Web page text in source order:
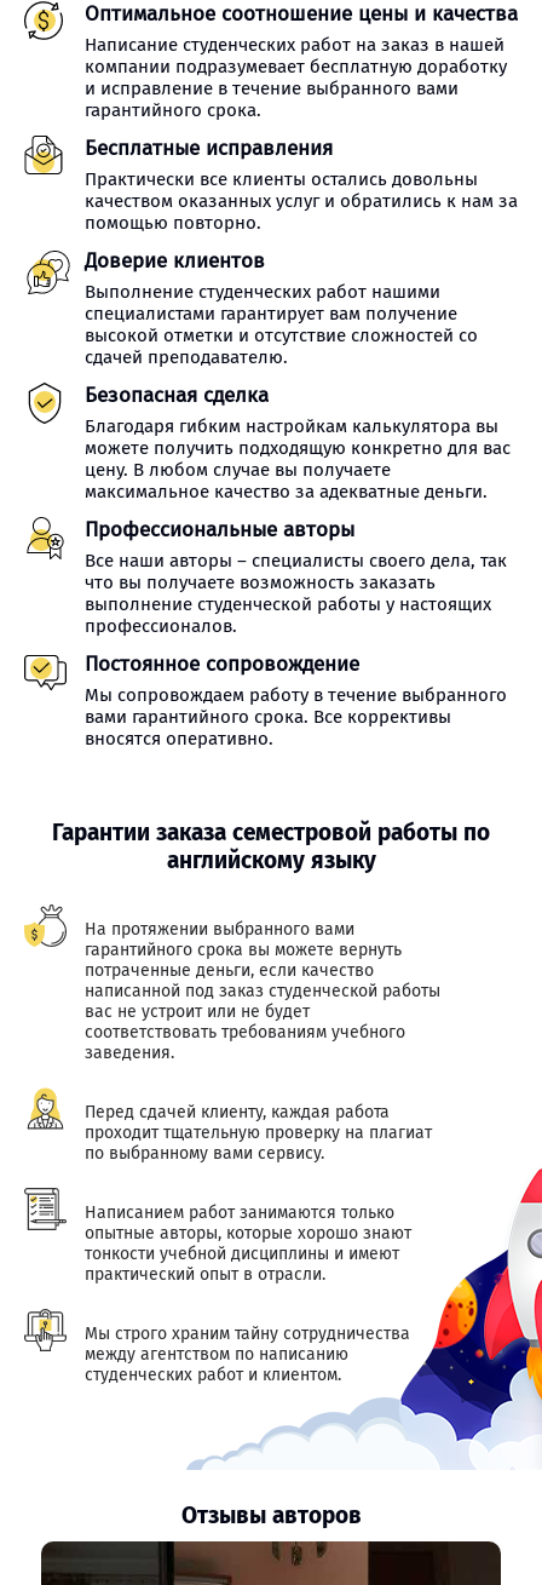
Оптимальное соотношение цены и качества
Написание студенческих работ на заказ в нашей
компании подразумевает бесплатную доработку
и исправление в течение выбранного вами
гарантийного срока.
Бесплатные исправления
Практически все клиенты остались довольны
качеством оказанных услуг и обратились к нам за
помощью повторно.
Доверие клиентов
Выполнение студенческих работ нашими
специалистами гарантирует вам получение
высокой отметки и отсутствие сложностей со
сдачей преподавателю.
Безопасная сделка
Благодаря гибким настройкам калькулятора вы
можете получить подходящую конкретно для вас
цену. В любом случае вы получаете
максимальное качество за адекватные деньги.
Профессиональные авторы
Все наши авторы – специалисты своего дела, так
что вы получаете возможность заказать
выполнение студенческой работы у настоящих
профессионалов.
Постоянное сопровождение
Мы сопровождаем работу в течение выбранного
вами гарантийного срока. Все коррективы
вносятся оперативно.
Гарантии заказа семестровой работы по
английскому языку
На протяжении выбранного вами
гарантийного срока вы можете вернуть
потраченные деньги, если качество
написанной под заказ студенческой работы
вас не устроит или не будет
соответствовать требованиям учебного
заведения.
Перед сдачей клиенту, каждая работа
проходит тщательную проверку на плагиат
по выбранному вами сервису.
Написанием работ занимаются только
опытные авторы, которые хорошо знают
тонкости учебной дисциплины и имеют
практический опыт в отрасли.
Мы строго храним тайну сотрудничества
между агентством по написанию
студенческих работ и клиентом.
Отзывы авторов